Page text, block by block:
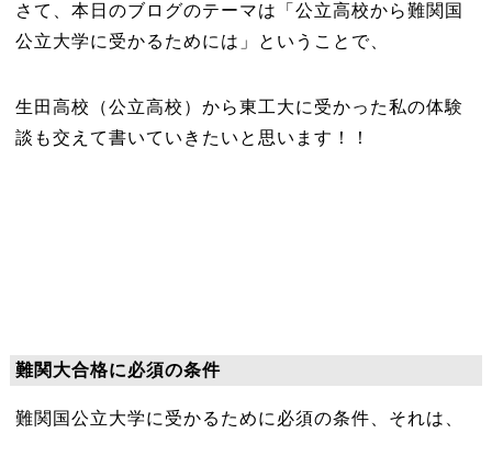
さて、本日のブログのテーマは「公立高校から難関国
公立大学に受かるためには」ということで、
生田高校（公立高校）から東工大に受かった私の体験
談も交えて書いていきたいと思います！！
難関大合格に必須の条件
難関国公立大学に受かるために必須の条件、それは、